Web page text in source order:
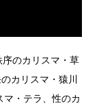
のカリスマ・草
カリスマ・猿川
・テラ、性のカ